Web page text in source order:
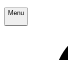
Menu